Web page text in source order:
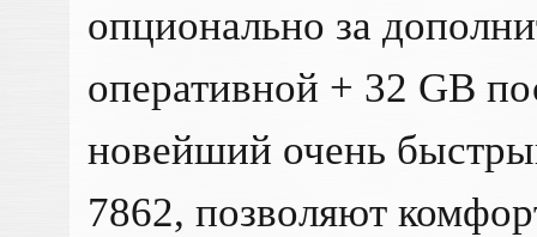
опционально за
оперативной + 32 GB
новейший очень
7862, позволяют